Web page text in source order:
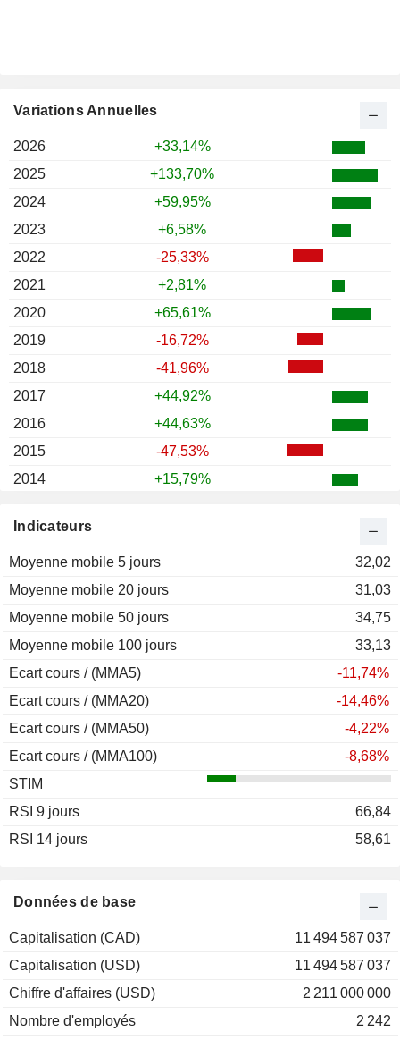
Données de base
Capitalisation (CAD)
11 494 587 037
Capitalisation (USD)
11 494 587 037
Chiffre d'affaires (USD)
2 211 000 000
Nombre d'employés
2 242
Indicateurs
Moyenne mobile 5 jours
32,02
Moyenne mobile 20 jours
31,03
Moyenne mobile 50 jours
34,75
Moyenne mobile 100 jours
33,13
Ecart cours / (MMA5)
-11,74%
Ecart cours / (MMA20)
-14,46%
Ecart cours / (MMA50)
-4,22%
Ecart cours / (MMA100)
-8,68%
STIM
RSI 9 jours
66,84
RSI 14 jours
58,61
Variations Annuelles
2026
+33,14%
2025
+133,70%
2024
+59,95%
2023
+6,58%
2022
-25,33%
2021
+2,81%
2020
+65,61%
2019
-16,72%
2018
-41,96%
2017
+44,92%
2016
+44,63%
2015
-47,53%
2014
+15,79%
2012
2011
-43,57%
2010
+32,42%
2009
+343,46%
2008
-84,31%
2007
2006
2005
2004
-69,41%
2003
+96,15%
2002